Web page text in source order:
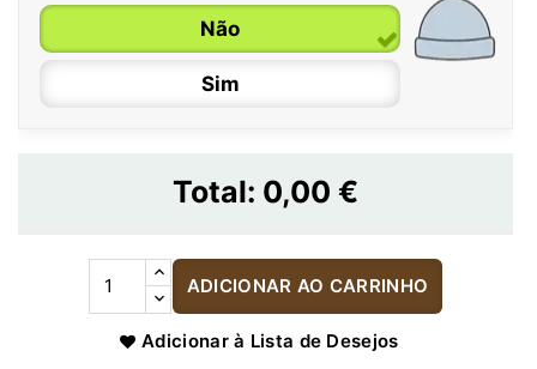
Não
Sim
Total: 0,00 €
ADICIONAR AO CARRINHO
Adicionar à Lista de Desejos